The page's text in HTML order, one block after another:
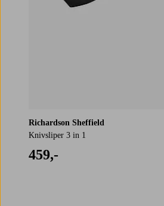
Richardson Sheffield
Knivsliper 3 in 1
459,-